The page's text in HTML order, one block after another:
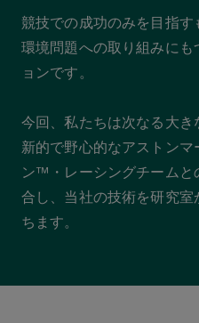
競技での成功のみを目指
環境問題への取り組みに
ョンです。
今回、私たちは次なる大
新的で野心的なアストン
ン™・レーシングチームと
合し、当社の技術を研究
ちます。